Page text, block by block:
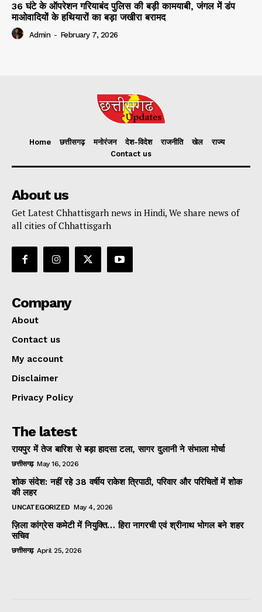
36 घंटे के ऑपरेशन गरियाबंद पुलिस की बड़ी कामयाबी, जंगल में डंप
माओवादियों के हथियारों का बड़ा जखीरा बरामद
Admin - February 7, 2026
Home छत्तीसगढ़ मनोरंजन देश-विदेश राजनीति खेल
राज्य
Contact us
About us
Get Latest Chhattisgarh news in Hindi, We share news of
all cities of Chhattisgarh
Company
About
Contact us
My account
Disclaimer
Privacy Policy
The latest
रायपुर में तेज बारिश से बड़ा हादसा टला, सागर दुलानी ने संभाला मोर्चा
छत्तीसगढ़ May 16, 2026
शोक संदेश: नहीं रहे 38 वर्षीय राकेश त्रिपाठी, परिवार और परिचितों में शोक
की लहर
UNCATEGORIZED May 4, 2026
ज़िला कांग्रेस कमेटी में नियुक्ति… हिरा नागरची एवं श्रीनाथ भोगल बने शहर
सचिव
छत्तीसगढ़ April 25, 2026